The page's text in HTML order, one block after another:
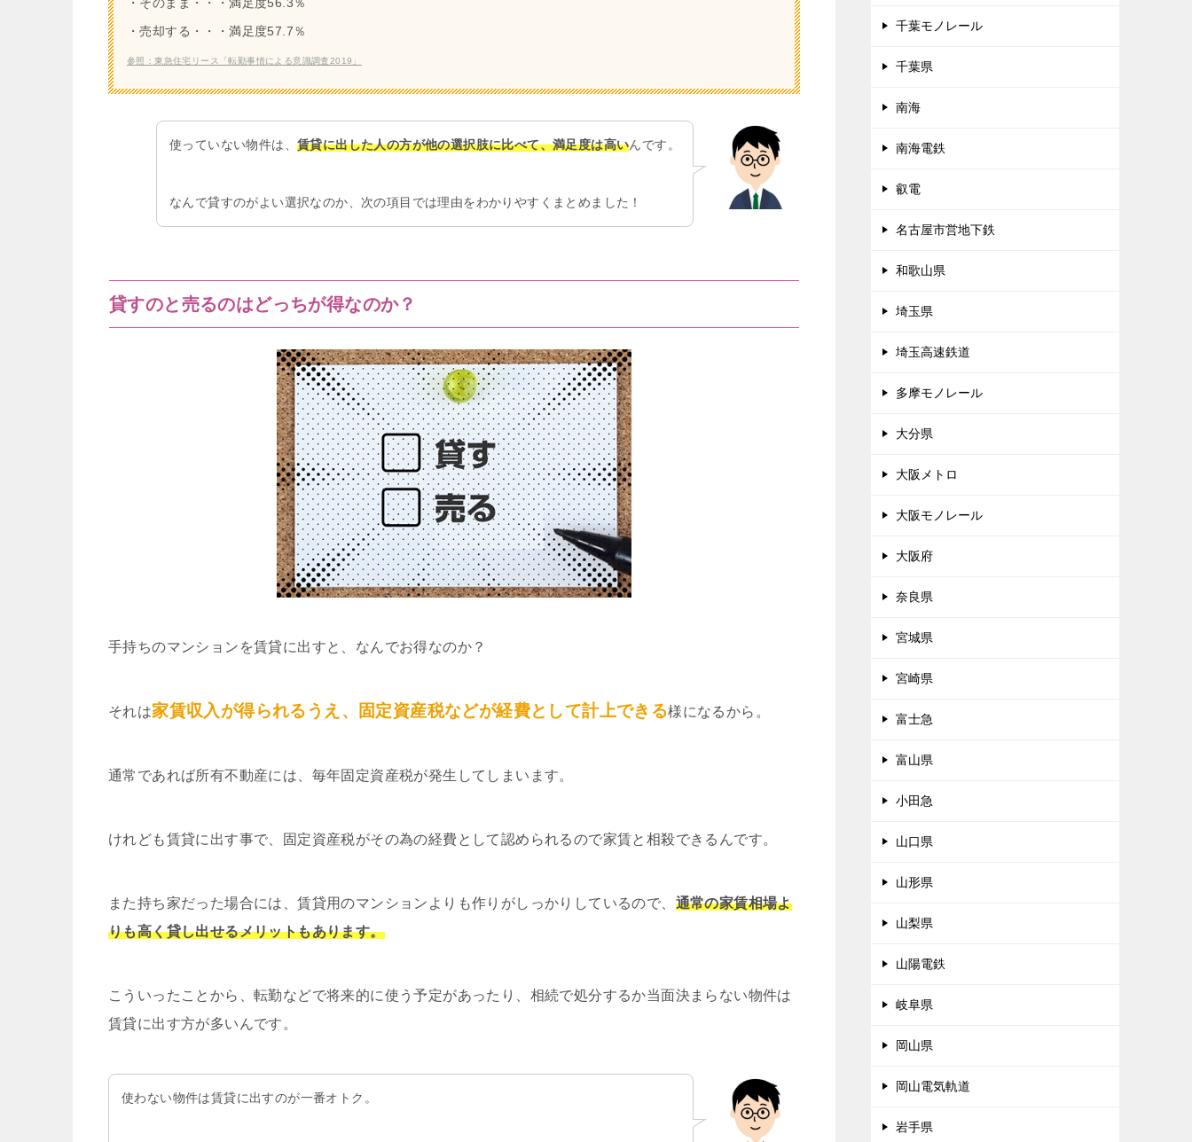
・そのまま・・・満足度56.3％
・売却する・・・満足度57.7％
参照：東急住宅リース「転勤事情による意識調査2019」
使っていない物件は、 賃貸に出した人の方が他の選択肢に比べて、満足度は高いんです。
なんで貸すのがよい選択なのか、次の項目では理由をわかりやすくまとめました！
貸すのと売るのはどっちが得なのか？
手持ちのマンションを賃貸に出すと、なんでお得なのか？
それは家賃収入が得られるうえ、固定資産税などが経費として計上できる様になるから。
通常であれば所有不動産には、毎年固定資産税が発生してしまいます。
けれども賃貸に出す事で、固定資産税がその為の経費として認められるので家賃と相殺できるんです。
また持ち家だった場合には、賃貸用のマンションよりも作りがしっかりしているので、 通常の家賃相場よ
りも高く貸し出せるメリットもあります。
こういったことから、転勤などで将来的に使う予定があったり、相続で処分するか当面決まらない物件は
賃貸に出す方が多いんです。
使わない物件は賃貸に出すのが一番オトク。
千葉モノレール
千葉県
南海
南海電鉄
叡電
名古屋市営地下鉄
和歌山県
埼玉県
埼玉高速鉄道
多摩モノレール
大分県
大阪メトロ
大阪モノレール
大阪府
奈良県
宮城県
宮崎県
富士急
富山県
小田急
山口県
山形県
山梨県
山陽電鉄
岐阜県
岡山県
岡山電気軌道
岩手県